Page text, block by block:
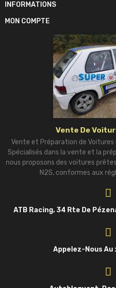
INFORMATIONS
MON COMPTE
Vente De
Vente et Préparation de Voitures
Spécialisés dans la vente et la
nous proposons des voitures
N2S, conformes aux
ATB Racing, 34 Rte De
Appelez-Nous